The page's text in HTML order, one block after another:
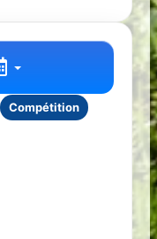
Compétition